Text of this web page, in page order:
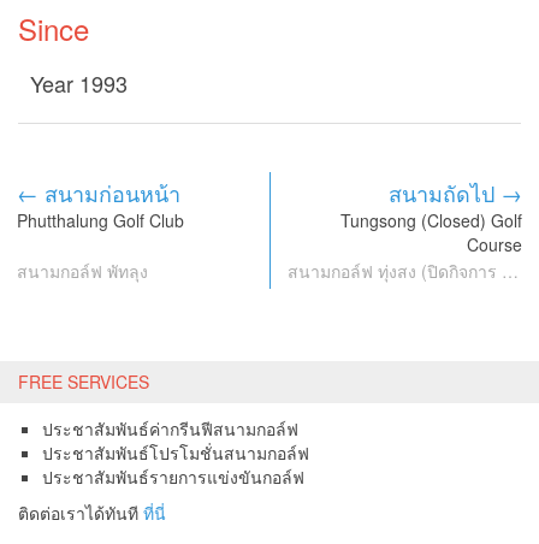
Since
Year 1993
← สนามก่อนหน้า
Phutthalung Golf Club
สนามกอล์ฟ พัทลุง
สนามถัดไป →
Tungsong (Closed) Golf
Course
สนามกอล์ฟ ทุ่งสง (ปิดกิจการ ชั่วคราว)
FREE SERVICES
ประชาสัมพันธ์ค่ากรีนฟีสนามกอล์ฟ
ประชาสัมพันธ์โปรโมชั่นสนามกอล์ฟ
ประชาสัมพันธ์รายการแข่งขันกอล์ฟ
ติดต่อเราได้ทันที ที่นี่